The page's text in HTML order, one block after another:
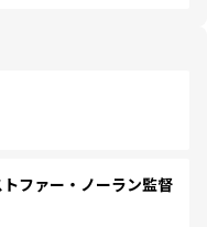
ファー・ノーラン監督